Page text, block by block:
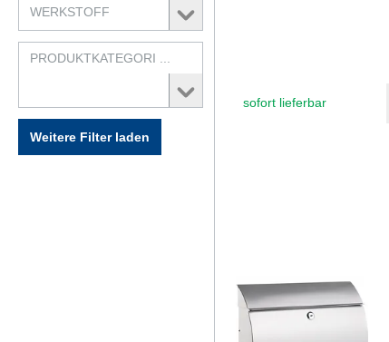
WERKSTOFF
Weitere Filter laden
sofort lieferbar